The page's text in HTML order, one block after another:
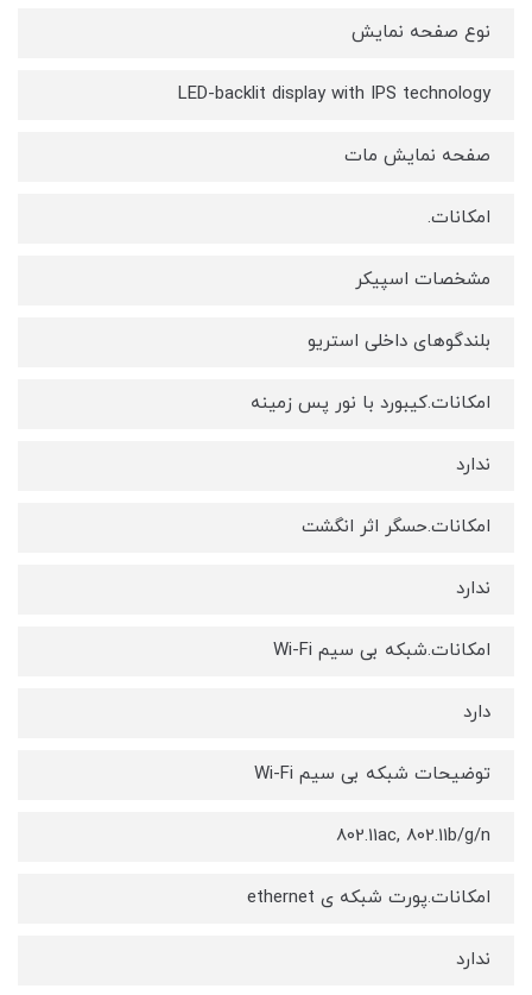
نوع صفحه نمايش
LED-backlit display with IPS technology
صفحه نمایش مات
امکانات.
مشخصات اسپیکر
بلندگوهای داخلی استریو
امکانات.کیبورد با نور پس زمینه
ندارد
امکانات.حسگر اثر انگشت
ندارد
امکانات.شبکه بی سیم Wi-Fi
دارد
توضیحات شبکه بی سیم Wi-Fi
802.11ac, 802.11b/g/n
امکانات.پورت شبکه ی ethernet
ندارد